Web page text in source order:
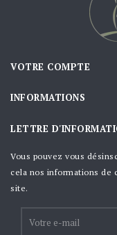
VOTRE COMPTE
INFORMATIONS
LETTRE
Vous pouvez vous
cela nos informations de
site.